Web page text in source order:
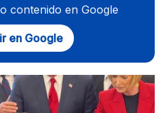
contenido en Google
en Google